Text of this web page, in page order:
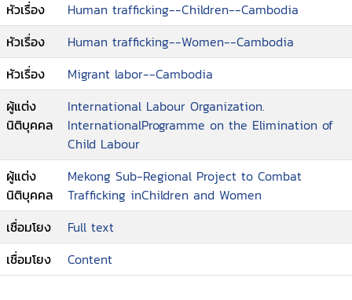
หัวเรื่อง
Human trafficking--Children--Cambodia
หัวเรื่อง
Human trafficking--Women--Cambodia
หัวเรื่อง
Migrant labor--Cambodia
ผู้แต่ง
นิติบุคคล
International Labour Organization.
InternationalProgramme on the Elimination of
Child Labour
ผู้แต่ง
นิติบุคคล
Mekong Sub-Regional Project to Combat
Trafficking inChildren and Women
เชื่อมโยง
Full text
เชื่อมโยง
Content